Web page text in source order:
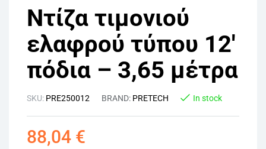
Ντίζα τιμονιού
ελαφρού τύπου 12′
πόδια – 3,65 μέτρα
SKU: PRE250012 BRAND: PRETECH In stock
88,04 €